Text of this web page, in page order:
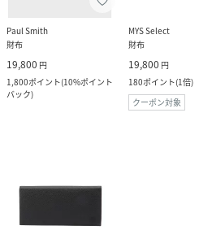
Paul Smith
財布
19,800 円
1,800ポイント(10%ポイント
バック)
MYS Select
財布
19,800 円
180ポイント(1倍)
クーポン対象